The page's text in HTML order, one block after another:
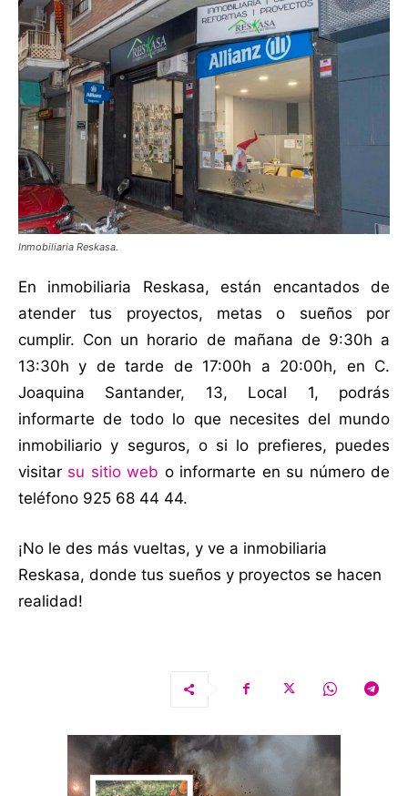
Inmobiliaria Reskasa.
En inmobiliaria Reskasa, están encantados de
atender tus proyectos, metas o sueños por
cumplir. Con un horario de mañana de 9:30h a
13:30h y de tarde de 17:00h a 20:00h, en C.
Joaquina Santander, 13, Local 1, podrás
informarte de todo lo que necesites del mundo
inmobiliario y seguros, o si lo prefieres, puedes
visitar su sitio web o informarte en su número de
teléfono 925 68 44 44.
¡No le des más vueltas, y ve a inmobiliaria
Reskasa, donde tus sueños y proyectos se hacen
realidad!